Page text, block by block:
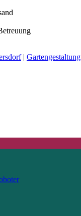
| Gartengestaltung